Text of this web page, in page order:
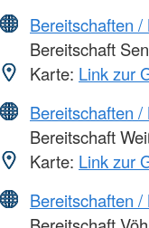
Bereitschaften
Bereitschaft
Karte: Link zur
Bereitschaften
Bereitschaft
Karte: Link zur
Bereitschaften